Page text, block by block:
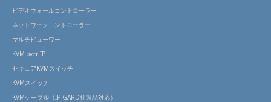
ビデオウォールコントローラー
ネットワークコントローラー
マルチビューワー
KVM over IP
セキュアKVMスイッチ
KVMスイッチ
KVMケーブル（IP GARD社製品対応）